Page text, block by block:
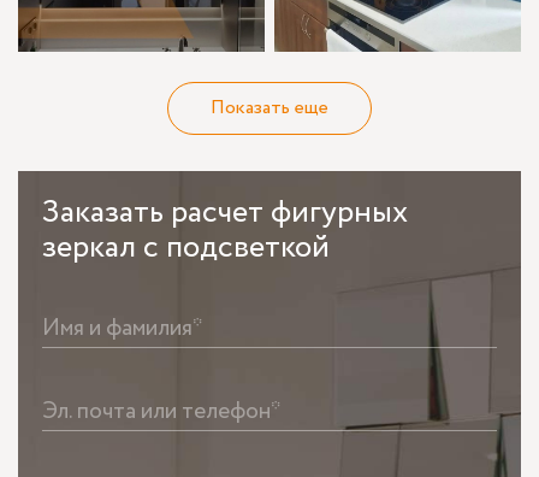
Показать еще
Заказать расчет фигурных
зеркал с подсветкой
Имя и фамилия*
Эл. почта или телефон*